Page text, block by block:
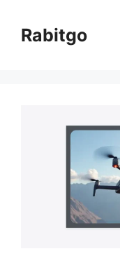
contentRabitgo